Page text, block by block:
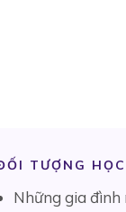
TƯỢNG
Những gia đình